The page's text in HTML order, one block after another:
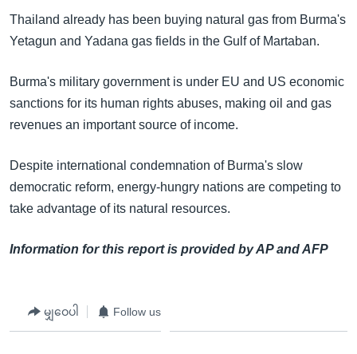
ကျော်
ကြည့်
ရှာဖွေ
ရန်
နေရာ
ကျော်
ရန်
Thailand already has been buying natural gas from Burma's
Yetagun and Yadana gas fields in the Gulf of Martaban.
Burma's military government is under EU and US economic
sanctions for its human rights abuses, making oil and gas
revenues an important source of income.
Despite international condemnation of Burma's slow
democratic reform, energy-hungry nations are competing to
take advantage of its natural resources.
Information for this report is provided by AP and AFP
မျှဝေပါ Follow us